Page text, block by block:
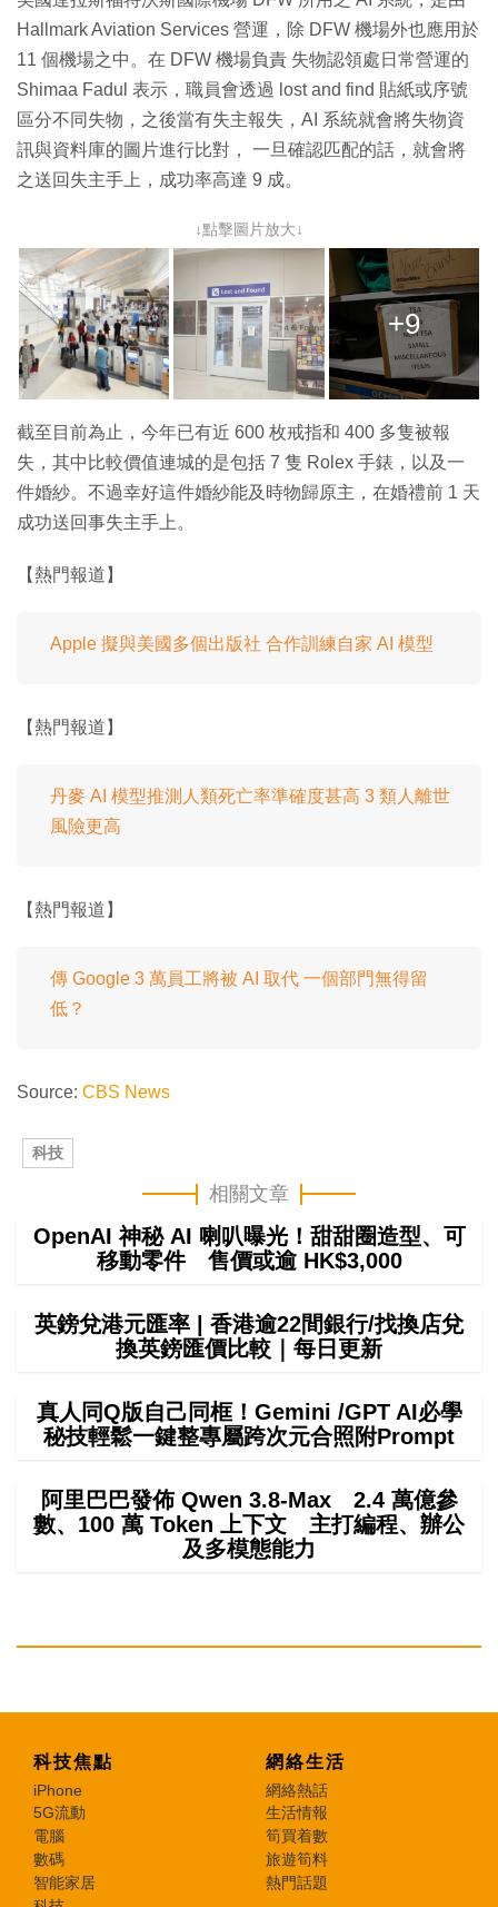
Hallmark Aviation Services 營運，除 DFW 機場外也應用於
11 個機場之中。在 DFW 機場負責 失物認領處日常營運的
Shimaa Fadul 表示，職員會透過 lost and find 貼紙或序號
區分不同失物，之後當有失主報失，AI 系統就會將失物資
訊與資料庫的圖片進行比對， 一旦確認匹配的話，就會將
之送回失主手上，成功率高達 9 成。
↓點擊圖片放大↓
+9
截至目前為止，今年已有近 600 枚戒指和 400 多隻被報
失，其中比較價值連城的是包括 7 隻 Rolex 手錶，以及一
件婚紗。不過幸好這件婚紗能及時物歸原主，在婚禮前 1 天
成功送回事失主手上。
【熱門報道】
Apple 擬與美國多個出版社 合作訓練自家 AI 模型
【熱門報道】
丹麥 AI 模型推測人類死亡率準確度甚高 3 類人離世
風險更高
【熱門報道】
傳 Google 3 萬員工將被 AI 取代 一個部門無得留
低？
Source: CBS News
科技
相關文章
OpenAI 神秘 AI 喇叭曝光！甜甜圈造型、可
移動零件 售價或逾 HK$3,000
英鎊兌港元匯率 | 香港逾22間銀行/找換店兌
換英鎊匯價比較｜每日更新
真人同Q版自己同框！Gemini /GPT AI必學
秘技輕鬆一鍵整專屬跨次元合照附Prompt
阿里巴巴發佈 Qwen 3.8-Max 2.4 萬億參
數、100 萬 Token 上下文 主打編程、辦公
及多模態能力
科技焦點
iPhone
5G流動
電腦
數碼
智能家居
網絡生活
網絡熱話
生活情報
筍買着數
旅遊筍料
熱門話題